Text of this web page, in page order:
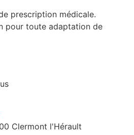
prescription médicale.
pour toute adaptation de
Clermont l'Hérault